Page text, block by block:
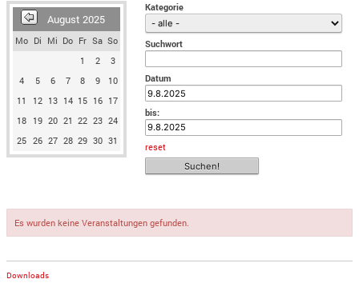
August 2025
Mo Di Mi Do Fr Sa So
1
2
3
4
5 6 7 8 9
10
11
12 13 14 15 16 17
18 19 20 21 22 23 24
25 26 27 28 29 30 31
Kategorie
Suchwort
Datum
bis:
reset
Es wurden keine Veranstaltungen gefunden.
Downloads